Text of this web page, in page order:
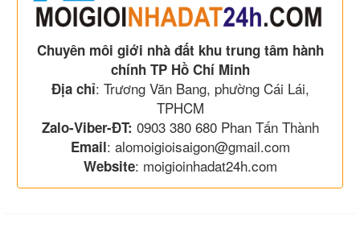
Chuyên môi giới nhà đất khu trung tâm hành
chính TP Hồ Chí Minh
Địa chỉ: Trương Văn Bang, phường Cái Lái,
TPHCM
Zalo-Viber-ĐT: 0903 380 680 Phan Tấn Thành
Email: alomoigioisaigon@gmail.com
Website: moigioinhadat24h.com